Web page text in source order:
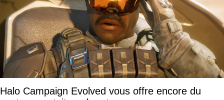
Halo Campaign Evolved vous offre encore du